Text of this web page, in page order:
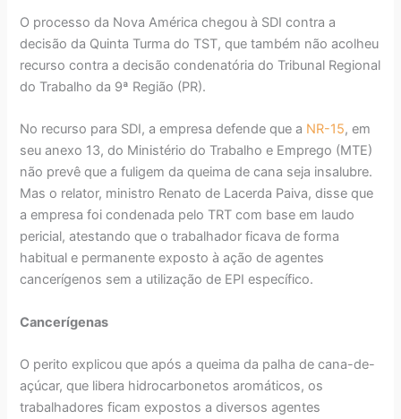
O processo da Nova América chegou à SDI contra a
decisão da Quinta Turma do TST, que também não acolheu
recurso contra a decisão condenatória do Tribunal Regional
do Trabalho da 9ª Região (PR).
No recurso para SDI, a empresa defende que a NR-15, em
seu anexo 13, do Ministério do Trabalho e Emprego (MTE)
não prevê que a fuligem da queima de cana seja insalubre.
Mas o relator, ministro Renato de Lacerda Paiva, disse que
a empresa foi condenada pelo TRT com base em laudo
pericial, atestando que o trabalhador ficava de forma
habitual e permanente exposto à ação de agentes
cancerígenos sem a utilização de EPI específico.
Cancerígenas
O perito explicou que após a queima da palha de cana-de-
açúcar, que libera hidrocarbonetos aromáticos, os
trabalhadores ficam expostos a diversos agentes